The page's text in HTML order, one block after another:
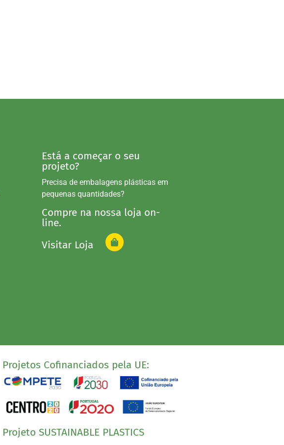
Está a começar o seu
projeto?
Precisa de embalagens plásticas em
pequenas quantidades?
Compre na nossa loja on-
line.
Visitar Loja
Projetos Cofinanciados pela UE:
Projeto SUSTAINABLE PLASTICS